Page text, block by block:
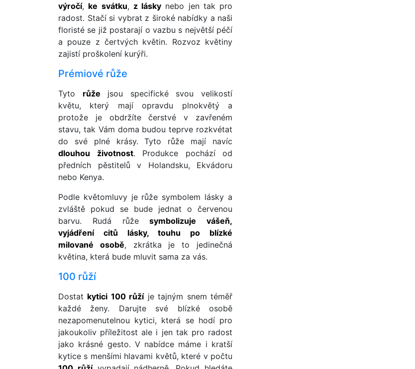
výročí, ke svátku, z lásky nebo jen tak pro
radost. Stačí si vybrat z široké nabídky a naši
floristé se již postarají o vazbu s největší péčí
a pouze z čertvých květin. Rozvoz květiny
zajistí proškolení kurýři.
Prémiové růže
Tyto růže jsou specifické svou velikostí
květu, který mají opravdu plnokvětý a
protože je obdržíte čerstvé v zavřeném
stavu, tak Vám doma budou teprve rozkvétat
do své plné krásy. Tyto růže mají navíc
dlouhou životnost. Produkce pochází od
předních pěstitelů v Holandsku, Ekvádoru
nebo Kenya.
Podle květomluvy je růže symbolem lásky a
zvláště pokud se bude jednat o červenou
barvu. Rudá růžesymbolizuje vášeň,
vyjádření citů lásky, touhu po blízké
milované osobě, zkrátka je to jedinečná
květina, která bude mluvit sama za vás.
100 růží
Dostat kytici 100 růžíje tajným snem téměř
každé ženy. Darujte své blízké osobě
nezapomenutelnou kytici, která se hodí pro
jakoukoliv příležitost ale i jen tak pro radost
jako krásné gesto. V nabídce máme i kratší
kytice s menšími hlavami květů, které v počtu